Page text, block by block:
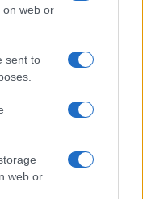
on web or
sent to
web or